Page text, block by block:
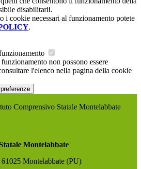
disabilitarli.
i cookie necessari al funzionamento potete
.
non possono essere
l'elenco nella pagina della cookie
Comprensivo Statale Montelabbate
Montelabbate
Montelabbate (PU)